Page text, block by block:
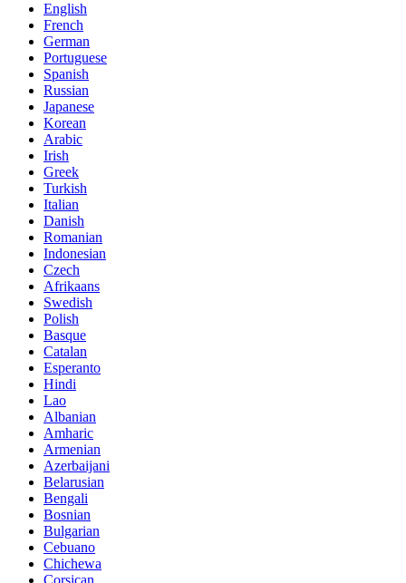
English
French
German
Portuguese
Spanish
Russian
Japanese
Korean
Arabic
Irish
Greek
Turkish
Italian
Danish
Romanian
Indonesian
Czech
Afrikaans
Swedish
Polish
Basque
Catalan
Esperanto
Hindi
Lao
Albanian
Amharic
Armenian
Azerbaijani
Belarusian
Bengali
Bosnian
Bulgarian
Cebuano
Chichewa